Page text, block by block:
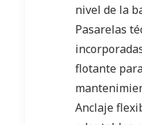
nivel de la
Pasarelas
flotante
Anclaje